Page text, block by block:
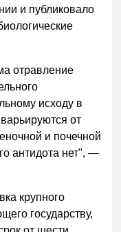
и публиковало
отравление
исходу в
от
и почечной
антидота нет", —
крупного
государству,